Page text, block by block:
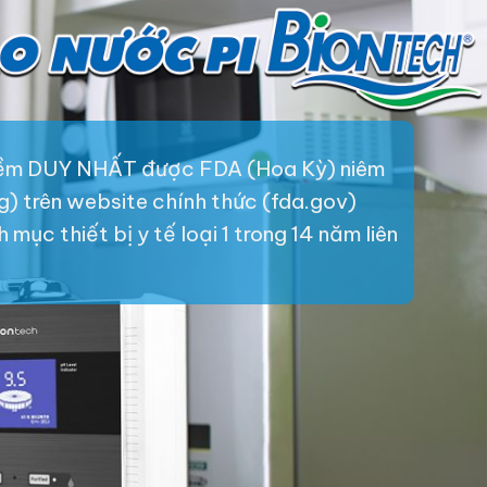
DUY NHẤT được FDA (Hoa Kỳ) niêm
trên website chính thức (fda.gov)
mục thiết bị y tế loại 1 trong 14 năm liên